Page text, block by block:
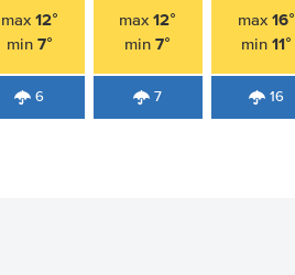
max 12°
min 7°
6
max12°
min7°
7
max 16°
min 11°
16